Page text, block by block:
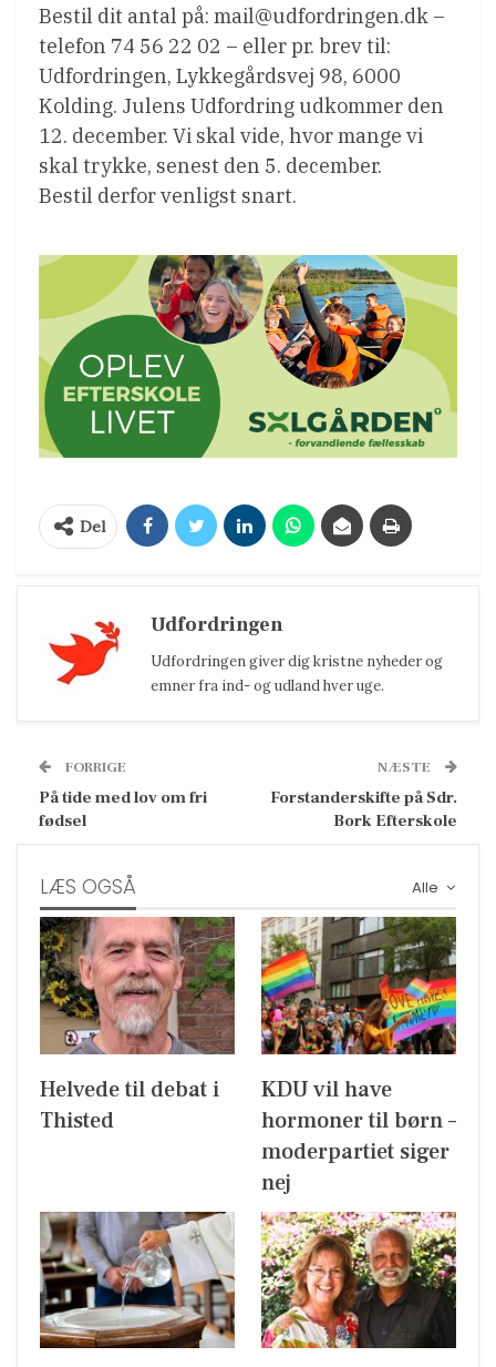
Bestil dit antal på: mail@udfordringen.dk –
telefon 74 56 22 02 – eller pr. brev til:
Udfordringen, Lykkegårdsvej 98, 6000
Kolding. Julens Udfordring udkommer den
12. december. Vi skal vide, hvor mange vi
skal trykke, senest den 5. december.
Bestil derfor venligst snart.
Del
Udfordringen
Udfordringen giver dig kristne nyheder og
emner fra ind- og udland hver uge.
FORRIGE
På tide med lov om fri
fødsel
NÆSTE
Forstanderskifte på Sdr.
Bork Efterskole
Alle
LÆS OGSÅ
Helvede til debat i
Thisted
KDU vil have
hormoner til børn –
moderpartiet siger
nej